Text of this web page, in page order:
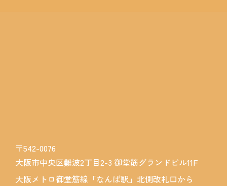
〒542-0076
大阪市中央区難波2丁目2-3 御堂筋グランドビル11F
大阪メトロ御堂筋線「なんば駅」 北側改札口から